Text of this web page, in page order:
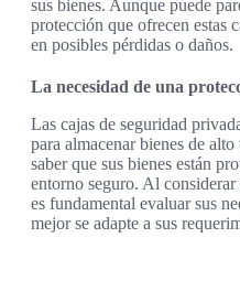
sus bienes. Aunque puede
protección que ofrecen estas
en posibles pérdidas o daños.
La necesidad de una
Las cajas de seguridad
para almacenar bienes de
saber que sus bienes están
entorno seguro. Al
es fundamental evaluar sus
mejor se adapte a sus